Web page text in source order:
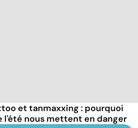
et tanmaxxing : pourquoi
l'été nous mettent en danger